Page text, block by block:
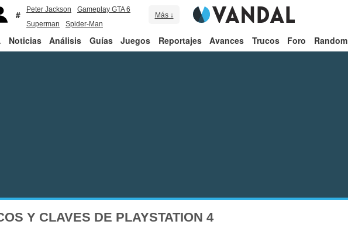
Peter Jackson
Gameplay GTA 6
Superman
Spider-Man
Más ↓
Noticias Análisis Guías Juegos Reportajes Avances Trucos Foro Random
Y CLAVES DE PLAYSTATION 4